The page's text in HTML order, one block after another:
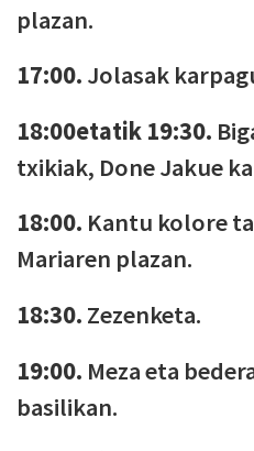
plazan.
17:00. Jolasak
18:00etatik 19:30.
txikiak, Done Jakue
18:00. Kantu kolore
Mariaren plazan.
18:30. Zezenketa.
19:00. Meza eta
basilikan.